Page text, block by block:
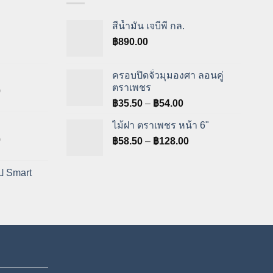
Price
฿794.00
Price
through
Smart
สีน้ำมัน เจบีพี กล.
฿890.00
ครอบปิดจั่วมุมองศา ลอนคู่
ตราเพชร
฿35.50 – ฿54.00Price
฿35.50
through
ไม้ฝา ตราเพชร หน้า 6"
฿58.50 – ฿128.00Price